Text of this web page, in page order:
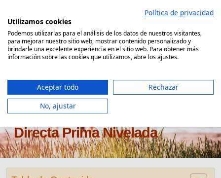
contenido
Comparador Seguro Decesos
Seguro de decesos Línea
Directa Prima Nivelada
Política de privacidad
Utilizamos cookies
Podemos utilizarlas para el análisis de los datos de nuestros visitantes,
para mejorar nuestro sitio web, mostrar contenido personalizado y
brindarle una excelente experiencia en el sitio web. Para obtener más
información sobre las cookies que utilizamos, abre los ajustes.
Aceptar todo
Rechazar
No, ajustar